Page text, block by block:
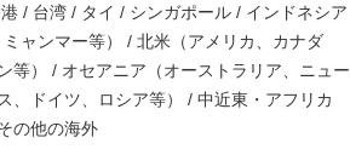
/ 台湾 / タイ / シンガポール / インドネシア
ャンマー等） / 北米（アメリカ、カナダ
等） / オセアニア（オーストラリア、ニュー
、ドイツ、ロシア等） / 中近東・アフリカ
の他の海外